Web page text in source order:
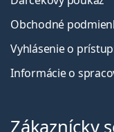
Obchodné
Vyhlásenie o
Informácie o
Zákaznícky